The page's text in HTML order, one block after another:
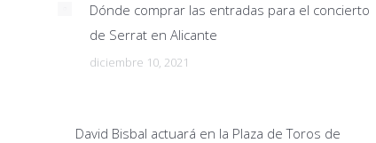
Dónde comprar las entradas para el concierto
de Serrat en Alicante
diciembre 10, 2021
David Bisbal actuará en la Plaza de Toros de